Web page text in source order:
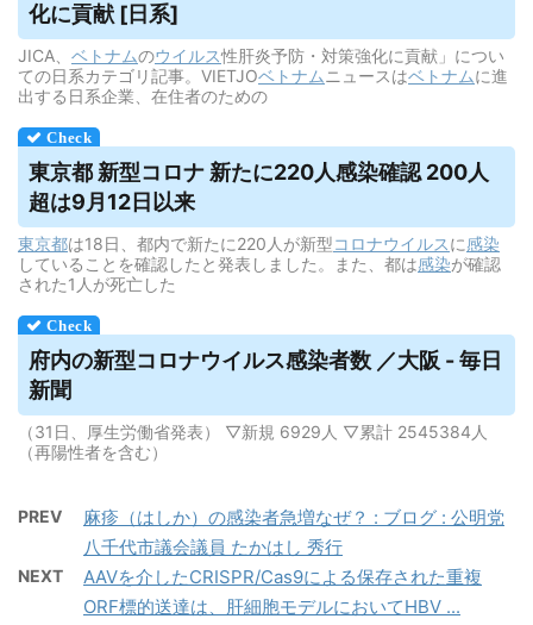
化に貢献 [日系]
JICA、 ベトナムのウイルス性肝炎予防・対策強化に貢献」につい
ての日系カテゴリ記事。VIETJOベトナム ニュースはベトナムに進
出する日系企業、在住者のための
東京都 新型コロナ 新たに220人感染確認 200人
超は9月12日以来
東京都は18日、都内で新たに220人が新型コロナウイルスに感染
していることを確認したと発表しました。また、都は感染が確認
された1人が死亡した
府内の新型コロナウイルス感染者数 ／大阪 - 毎日
新聞
（31日、厚生労働省発表） ▽新規 6929人 ▽累計 2545384人
（再陽性者を含む）
PREV
麻疹（はしか）の感染者急増なぜ？ : ブログ : 公明党
八千代市議会議員 たかはし 秀行
NEXT
AAVを介したCRISPR/Cas9による保存された重複
ORF標的送達は、肝細胞モデルにおいてHBV ...